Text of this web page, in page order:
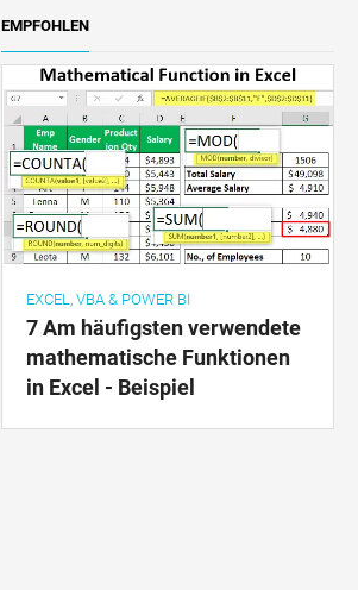
EMPFOHLEN
EXCEL, VBA & POWER BI
7 Am häufigsten verwendete
mathematische Funktionen
in Excel - Beispiel